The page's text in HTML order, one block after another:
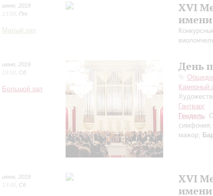
июня 2019
13:00 Пт
Малый зал
XVI
имени
июня 2019
19:00 Сб
Большой зал
День
Камерный
Гантварг
Гендель:
симфония;
мажор;
июня 2019
13:00 Сб
XVI
имени